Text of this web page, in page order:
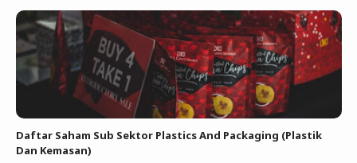
Daftar Saham Sub Sektor Plastics And Packaging (Plastik
Dan Kemasan)